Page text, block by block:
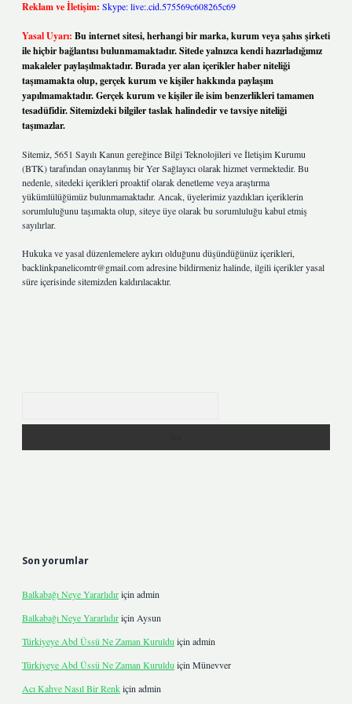
Reklam ve İletişim: Skype: live:.cid.575569c608265c69
Yasal Uyarı: Bu internet sitesi, herhangi bir marka, kurum veya şahıs şirketi
ile hiçbir bağlantısı bulunmamaktadır. Sitede yalnızca kendi hazırladığımız
makaleler paylaşılmaktadır. Burada yer alan içerikler haber niteliği
taşımamakta olup, gerçek kurum ve kişiler hakkında paylaşım
yapılmamaktadır. Gerçek kurum ve kişiler ile isim benzerlikleri tamamen
tesadüfidir. Sitemizdeki bilgiler taslak halindedir ve tavsiye niteliği
taşımazlar.
Sitemiz, 5651 Sayılı Kanun gereğince Bilgi Teknolojileri ve İletişim Kurumu
(BTK) tarafından onaylanmış bir Yer Sağlayıcı olarak hizmet vermektedir. Bu
nedenle, sitedeki içerikleri proaktif olarak denetleme veya araştırma
yükümlülüğümüz bulunmamaktadır. Ancak, üyelerimiz yazdıkları içeriklerin
sorumluluğunu taşımakta olup, siteye üye olarak bu sorumluluğu kabul etmiş
sayılırlar.
Hukuka ve yasal düzenlemelere aykırı olduğunu düşündüğünüz içerikleri,
backlinkpanelicomtr@gmail.comadresine bildirmeniz halinde, ilgili içerikler yasal
süre içerisinde sitemizden kaldırılacaktır.
Son yorumlar
Balkabağı Neye Yararlıdıriçin admin
Balkabağı Neye Yararlıdıriçin Aysun
Türkiyeye Abd Üssü Ne Zaman Kuruldu için admin
Türkiyeye Abd Üssü Ne Zaman Kuruldu için Münevver
Acı Kahve Nasıl Bir Renkiçin admin